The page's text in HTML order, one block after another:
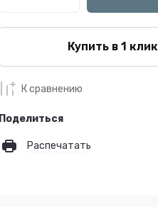
Купить в 1 клик
К сравнению
Поделиться
Распечатать